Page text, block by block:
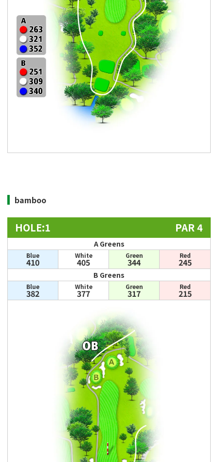
bamboo
HOLE:1 PAR 4
A Greens
Blue
410
White
405
Green
344
Red
245
B Greens
Blue
382
White
377
Green
317
Red
215